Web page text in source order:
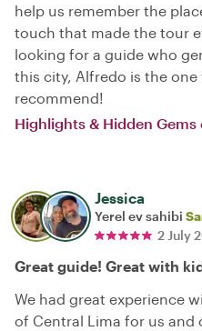
help us remember the
touch that made the tour
looking for a guide who
this city, Alfredo is the
recommend!
Highlights & Hidden Gems
Jessica
Yerel ev sahibi
2 July
Great guide! Great with
We had great experience
of Central Lima for us and